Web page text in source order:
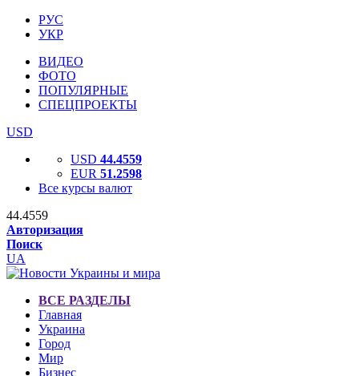
РУС
УКР
ВИДЕО
ФОТО
ПОПУЛЯРНЫЕ
СПЕЦПРОЕКТЫ
USD
USD 44.4559
EUR 51.2598
Все курсы валют
44.4559
Авторизация
Поиск
UA
ВСЕ РАЗДЕЛЫ
Главная
Украина
Город
Мир
Бизнес